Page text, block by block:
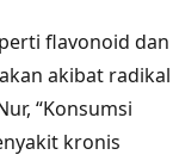
flavonoid dan
akibat radikal
“Konsumsi
kronis